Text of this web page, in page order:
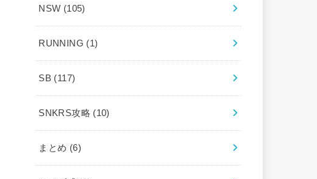
NSW (105)
RUNNING (1)
SB (117)
SNKRS攻略 (10)
まとめ (6)